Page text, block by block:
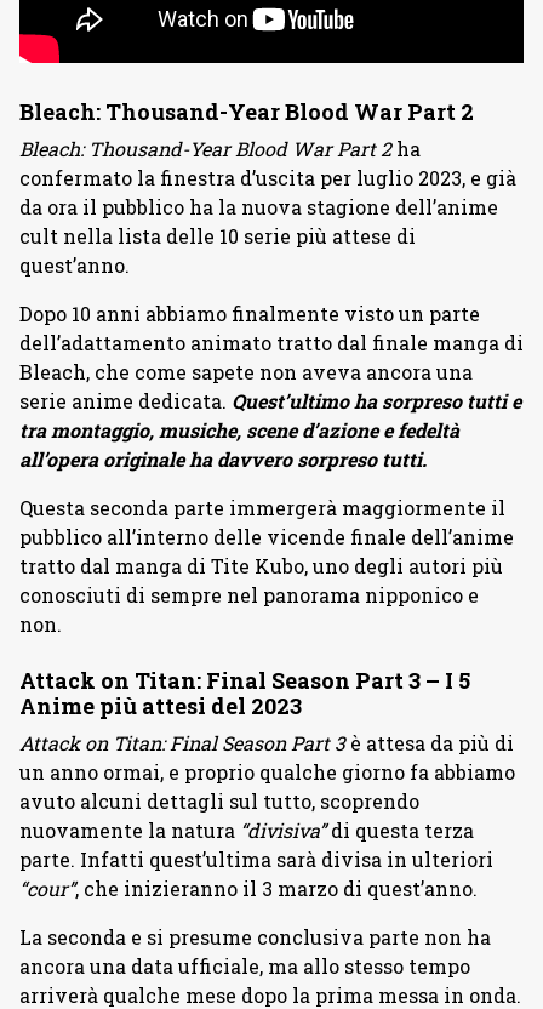
Bleach: Thousand-Year Blood War Part 2
Bleach: Thousand-Year Blood War Part 2ha
confermato la finestra d’uscita per luglio 2023, e già
da ora il pubblico ha la nuova stagione dell’anime
cult nella lista delle 10 serie più attese di
quest’anno.
Dopo 10 anni abbiamo finalmente visto un parte
dell’adattamento animato tratto dal finale manga di
Bleach, che come sapete non aveva ancora una
serie anime dedicata. Quest’ultimo ha sorpreso tutti e
tra montaggio, musiche, scene d’azione e fedeltà
all’opera originale ha davvero sorpreso tutti.
Questa seconda parte immergerà maggiormente il
pubblico all’interno delle vicende finale dell’anime
tratto dal manga di Tite Kubo, uno degli autori più
conosciuti di sempre nel panorama nipponico e
non.
Attack on Titan: Final Season Part 3 – I 5
Anime più attesi del 2023
Attack on Titan: Final Season Part 3è attesa da più di
un anno ormai, e proprio qualche giorno fa abbiamo
avuto alcuni dettagli sul tutto, scoprendo
nuovamente la natura “divisiva”di questa terza
parte. Infatti quest’ultima sarà divisa in ulteriori
“cour”, che inizieranno il 3 marzo di quest’anno.
La seconda e si presume conclusiva parte non ha
ancora una data ufficiale, ma allo stesso tempo
arriverà qualche mese dopo la prima messa in onda.